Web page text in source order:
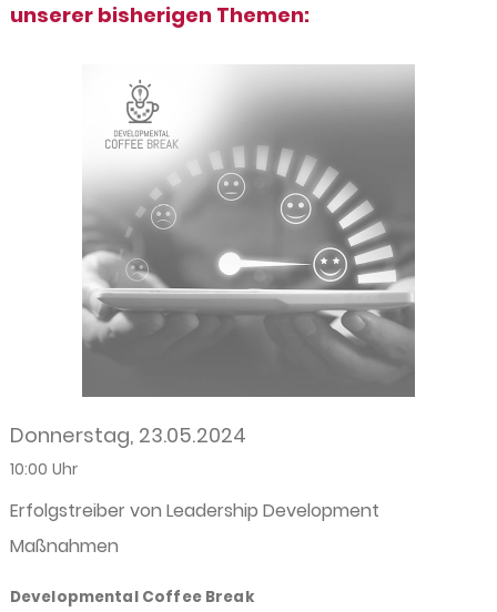
unserer bisherigen Themen:
Donnerstag, 23.05.2024
10:00 Uhr
Erfolgstreiber von Leadership Development
Maßnahmen
Developmental Coffee Break